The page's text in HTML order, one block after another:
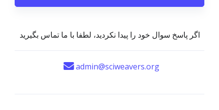
اگر پاسخ سوال خود را پیدا نکردید، لطفا با ما تماس بگیرید
admin@sciweavers.org